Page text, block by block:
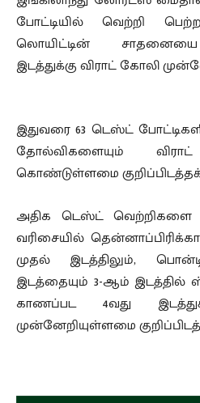
போட்டியில் வெற்றி
லொயிட்டின் சாதனையை
இடத்துக்கு விராட் கோலி
இதுவரை 63 டெஸ்ட்
தோல்விகளையும்
கொண்டுள்ளமை
அதிக டெஸ்ட் வெற்றிகளை
வரிசையில்
முதல் இடத்திலும்,
இடத்தையும் 3-ஆம்
காணப்பட 4வது
முன்னேறியுள்ளமை